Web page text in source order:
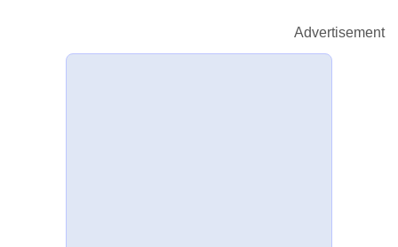
Advertisement